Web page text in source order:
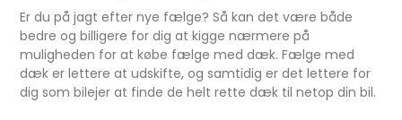
Er du på jagt efter nye fælge? Så kan det være både
bedre og billigere for dig at kigge nærmere på
muligheden for at købe fælge med dæk. Fælge med
dæk er lettere at udskifte, og samtidig er det lettere for
dig som bilejer at finde de helt rette dæk til netop din bil.